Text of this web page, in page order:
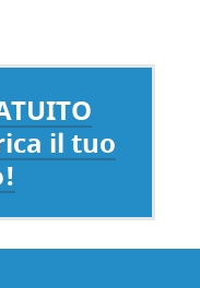
il tuo